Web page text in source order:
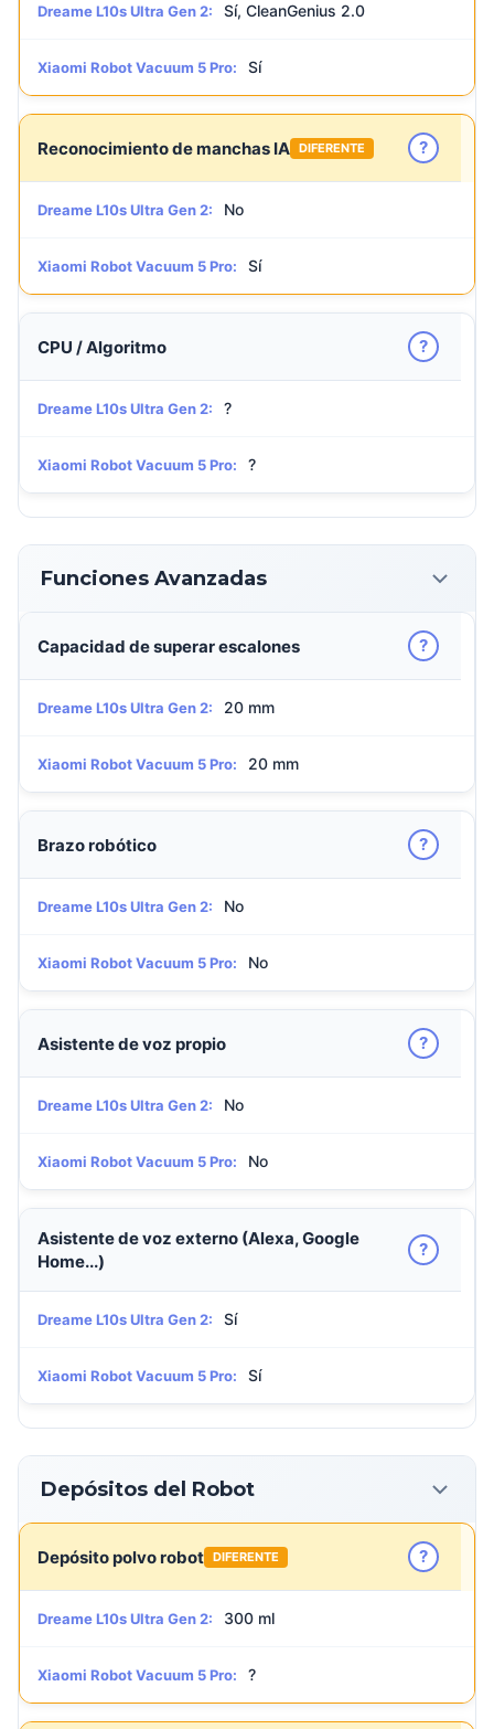
Dreame L10s Ultra Gen 2: Sí, CleanGenius 2.0
Xiaomi Robot Vacuum 5 Pro: Sí
Reconocimiento de manchas IA DIFERENTE ?
Dreame L10s Ultra Gen 2: No
Xiaomi Robot Vacuum 5 Pro: Sí
CPU / Algoritmo ?
Dreame L10s Ultra Gen 2: ?
Xiaomi Robot Vacuum 5 Pro: ?
Funciones Avanzadas
Capacidad de superar escalones ?
Dreame L10s Ultra Gen 2: 20 mm
Xiaomi Robot Vacuum 5 Pro: 20 mm
Brazo robótico ?
Dreame L10s Ultra Gen 2: No
Xiaomi Robot Vacuum 5 Pro: No
Asistente de voz propio ?
Dreame L10s Ultra Gen 2: No
Xiaomi Robot Vacuum 5 Pro: No
Asistente de voz externo (Alexa, Google
Home...)
?
Dreame L10s Ultra Gen 2: Sí
Xiaomi Robot Vacuum 5 Pro: Sí
Depósitos del Robot
Depósito polvo robot DIFERENTE ?
Dreame L10s Ultra Gen 2: 300 ml
Xiaomi Robot Vacuum 5 Pro: ?